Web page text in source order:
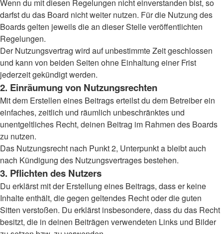
Wenn du mit diesen Regelungen nicht einverstanden bist, so
darfst du das Board nicht weiter nutzen. Für die Nutzung des
Boards gelten jeweils die an dieser Stelle veröffentlichten
Regelungen.
Der Nutzungsvertrag wird auf unbestimmte Zeit geschlossen
und kann von beiden Seiten ohne Einhaltung einer Frist
jederzeit gekündigt werden.
2. Einräumung von Nutzungsrechten
Mit dem Erstellen eines Beitrags erteilst du dem Betreiber ein
einfaches, zeitlich und räumlich unbeschränktes und
unentgeltliches Recht, deinen Beitrag im Rahmen des Boards
zu nutzen.
Das Nutzungsrecht nach Punkt 2, Unterpunkt a bleibt auch
nach Kündigung des Nutzungsvertrages bestehen.
3. Pflichten des Nutzers
Du erklärst mit der Erstellung eines Beitrags, dass er keine
Inhalte enthält, die gegen geltendes Recht oder die guten
Sitten verstoßen. Du erklärst insbesondere, dass du das Recht
besitzt, die in deinen Beiträgen verwendeten Links und Bilder